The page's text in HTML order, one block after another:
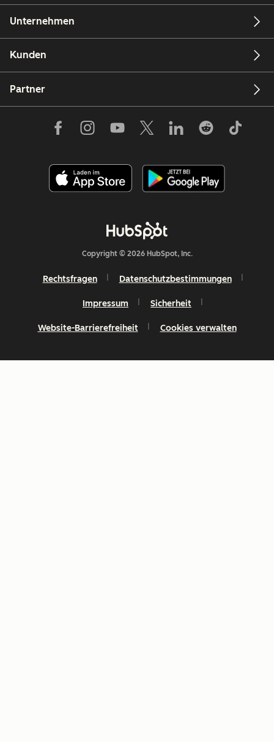
Unternehmen
Kunden
Partner
Copyright © 2026 HubSpot, Inc.
Rechtsfragen Datenschutzbestimmungen
Impressum Sicherheit
Website-Barrierefreiheit Cookies verwalten